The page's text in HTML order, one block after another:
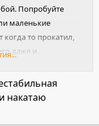
Попробуйте
маленькие
то прокатил,
даже и
на то о чем
со шпор
сняла когда конь
накатаю